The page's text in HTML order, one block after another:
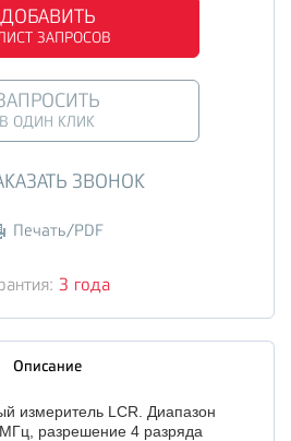
ДОБАВИТЬ
ЗАПРОСОВ
В ОДИН КЛИК
ЗВОНОК
Печать/PDF
3 года
Описание
измеритель LCR. Диапазон
разрешение 4 разряда